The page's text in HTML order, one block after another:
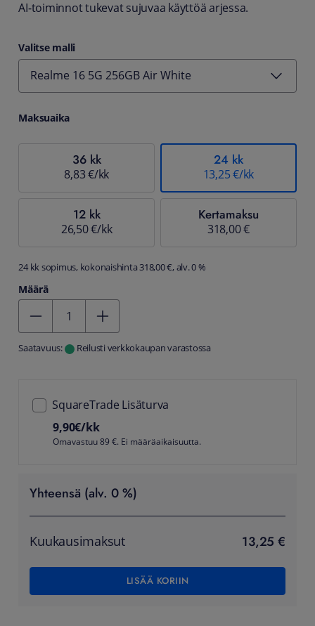
AI‑toiminnot tukevat sujuvaa käyttöä arjessa.
Valitse malli
Realme 16 5G 256GB Air White
Maksuaika
36 kk
8,83 €/kk
24 kk
13,25 €/kk
12 kk
26,50 €/kk
Kertamaksu
318,00 €
24 kk sopimus, kokonaishinta 318,00 €, alv. 0 %
Määrä
Saatavuus: Reilusti verkkokaupan varastossa
SquareTrade Lisäturva
9,90€/kk
Omavastuu 89 €. Ei määräaikaisuutta.
Yhteensä (alv. 0 %)
Kuukausimaksut 13,25 €
LISÄÄ KORIIN